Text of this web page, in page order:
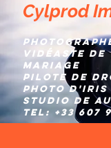
Cylprod
Vidéaste de
mariage
Pilote de
Photo d'IRIS
Studio de
TEL: +33 607